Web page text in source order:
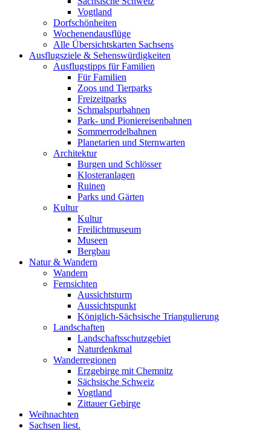
Vogtland
Dorfschönheiten
Wochenendausflüge
Alle Übersichtskarten Sachsens
Ausflugsziele & Sehenswürdigkeiten
Ausflugstipps für Familien
Für Familien
Zoos und Tierparks
Freizeitparks
Schmalspurbahnen
Park- und Pioniereisenbahnen
Sommerrodelbahnen
Planetarien und Sternwarten
Architektur
Burgen und Schlösser
Klosteranlagen
Ruinen
Parks und Gärten
Kultur
Kultur
Freilichtmuseum
Museen
Bergbau
Natur & Wandern
Wandern
Fernsichten
Aussichtsturm
Aussichtspunkt
Königlich-Sächsische Triangulierung
Landschaften
Landschaftsschutzgebiet
Naturdenkmal
Wanderregionen
Erzgebirge mit Chemnitz
Sächsische Schweiz
Vogtland
Zittauer Gebirge
Weihnachten
Sachsen liest.